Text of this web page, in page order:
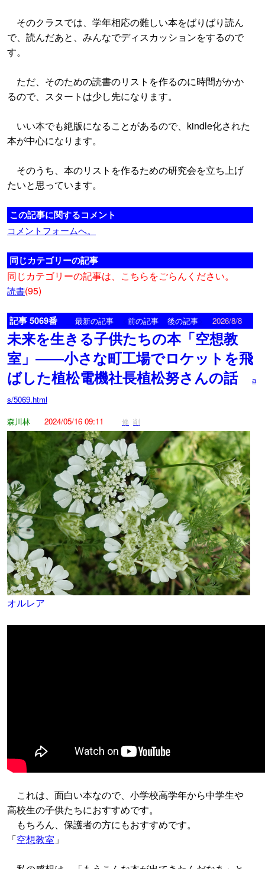
そのクラスでは、学年相応の難しい本をばりばり読ん
で、読んだあと、みんなでディスカッションをするので
す。
ただ、そのための読書のリストを作るのに時間がかか
るので、スタートは少し先になります。
いい本でも絶版になることがあるので、kindle化された
本が中心になります。
そのうち、本のリストを作るための研究会を立ち上げ
たいと思っています。
この記事に関するコメント
コメントフォームへ。
同じカテゴリーの記事
同じカテゴリーの記事は、こちらをごらんください。
読書(95)
記事 5069番 最新の記事 前の記事 後の記事 2026/8/8
未来を生きる子供たちの本「空想教
室」――小さな町工場でロケットを飛
ばした植松電機社長植松努さんの話
a
s/5069.html
森川林
2024/05/16 09:11 修 削
オルレア
これは、面白い本なので、小学校高学年から中学生や
高校生の子供たちにおすすめです。
もちろん、保護者の方にもおすすめです。
「空想教室 」